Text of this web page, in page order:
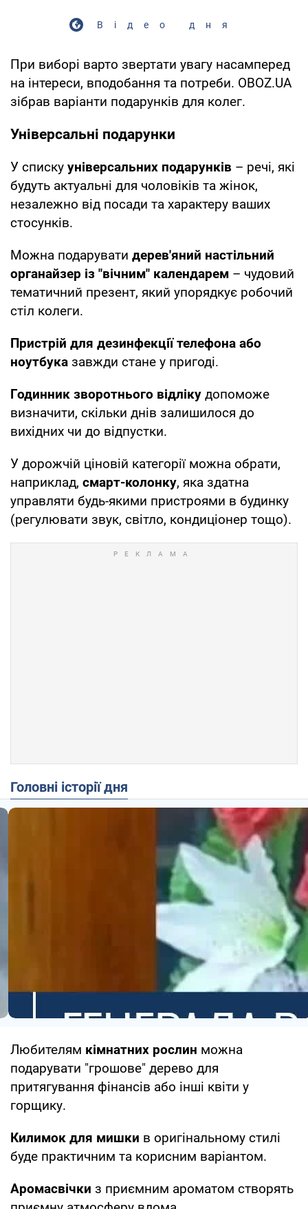
Відео дня
При виборі варто звертати увагу насамперед
на інтереси, вподобання та потреби. OBOZ.UA
зібрав варіанти подарунків для колег.
Універсальні подарунки
У списку універсальних подарунків – речі, які
будуть актуальні для чоловіків та жінок,
незалежно від посади та характеру ваших
стосунків.
Можна подарувати дерев'яний настільний
органайзер із "вічним" календарем – чудовий
тематичний презент, який упорядкує робочий
стіл колеги.
Пристрій для дезинфекції телефона або
ноутбука завжди стане у пригоді.
Годинник зворотнього відліку допоможе
визначити, скільки днів залишилося до
вихідних чи до відпустки.
У дорожчій ціновій категорії можна обрати,
наприклад, смарт-колонку, яка здатна
управляти будь-якими пристроями в будинку
(регулювати звук, світло, кондиціонер тощо).
Головні історії дня
Любителям кімнатних рослин можна
подарувати "грошове" дерево для
притягування фінансів або інші квіти у
горщику.
Килимок для мишки в оригінальному стилі
буде практичним та корисним варіантом.
Аромасвічки з приємним ароматом створять